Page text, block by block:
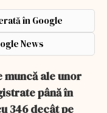
în Google
News
muncă ale unor
până în
346 decât pe